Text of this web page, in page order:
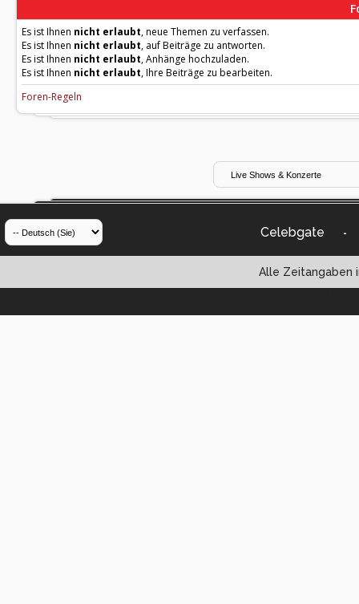
Es ist Ihnen nicht erlaubt, neue Themen zu verfassen.
Es ist Ihnen nicht erlaubt, auf Beiträge zu antworten.
Es ist Ihnen nicht erlaubt, Anhänge hochzuladen.
Es ist Ihnen nicht erlaubt, Ihre Beiträge zu bearbeiten.
Foren-Regeln
Celebgate -
Alle Zeitangaben